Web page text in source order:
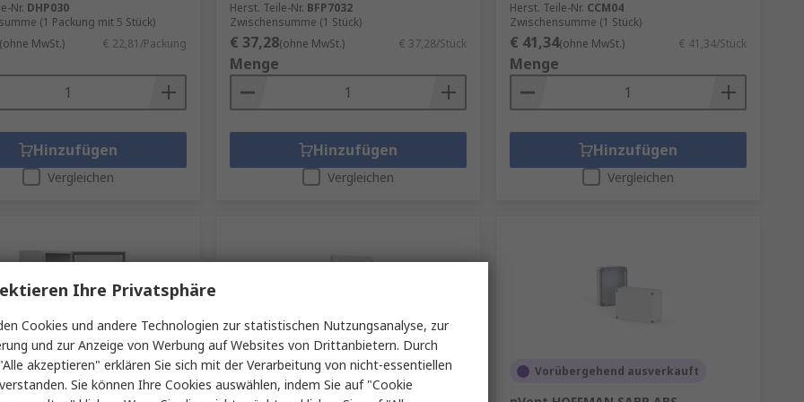
Nr. DHP030
(1 Packung mit 5 Stück)
(ohne MwSt.) € 22,81/Packung
Hinzufügen
Vergleichen
Herst. Teile-Nr. BFP7032
Zwischensumme (1 Stück)
€ 37,28(ohne MwSt.) € 37,28/Stück
Menge
Hinzufügen
Vergleichen
Herst. Teile-Nr. CCM04
Zwischensumme (1 Stück)
€ 41,34(ohne MwSt.) € 41,34/Stück
Menge
Hinzufügen
Vergleichen
Hersteller auf Lager Auf Lager Vorübergehend ausverkauft
Ihre Privatsphäre
Cookies und andere Technologien zur statistischen Nutzungsanalyse, zur
und zur Anzeige von Werbung auf Websites von Drittanbietern. Durch
akzeptieren" erklären Sie sich mit der Verarbeitung von nicht-essentiellen
Sie können Ihre Cookies auswählen, indem Sie auf "Cookie